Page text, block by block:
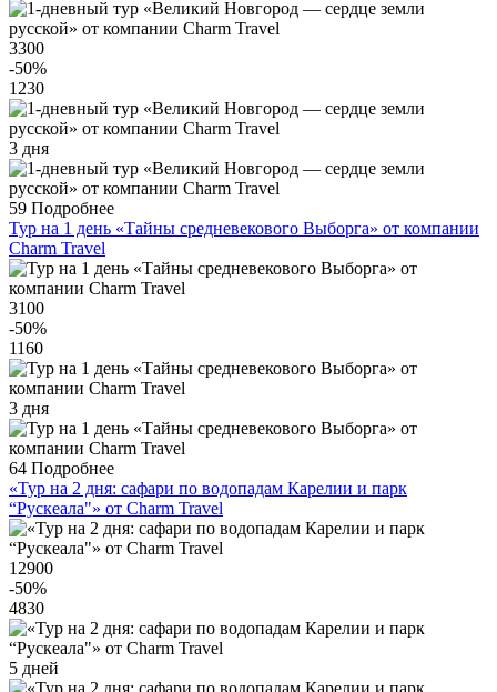
3300
-50%
1230
3 дня
59 Подробнее
Тур на 1 день «Тайны средневекового Выборга» от компании
Charm Travel
3100
-50%
1160
3 дня
64 Подробнее
«Тур на 2 дня: сафари по водопадам Карелии и парк
“Рускеала"» от Charm Travel
12900
-50%
4830
5 дней